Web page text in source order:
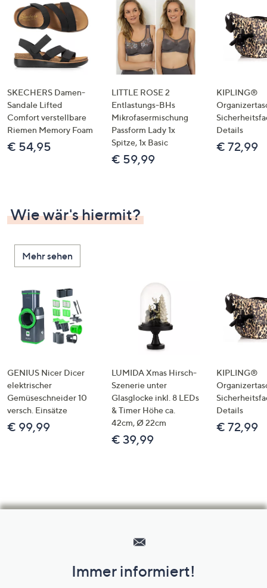
SKECHERS Damen-
Sandale Lifted
Comfort verstellbare
Riemen Memory Foam
€ 54,95
LITTLE ROSE 2
Entlastungs-BHs
Mikrofasermischung
Passform Lady 1x
Spitze, 1x Basic
€ 59,99
KIPLING®
Details
€ 72,99
Wie wär's hiermit?
Mehr sehen
GENIUS Nicer Dicer
elektrischer
Gemüseschneider 10
versch. Einsätze
€ 99,99
LUMIDA Xmas Hirsch-
Szenerie unter
Glasglocke inkl. 8 LEDs
& Timer Höhe ca.
42cm, Ø 22cm
€ 39,99
KIPLING®
Details
€ 72,99
Unternehmensinformationen
Immer informiert!